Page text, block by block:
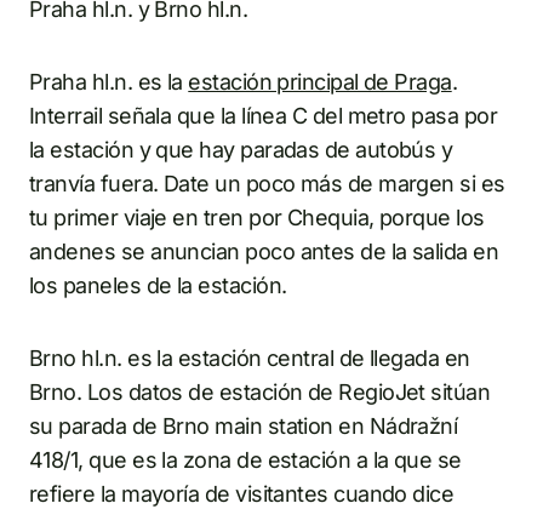
Praha hl.n. y Brno hl.n.
Praha hl.n. es la estación principal de Praga.
Interrail señala que la línea C del metro pasa por
la estación y que hay paradas de autobús y
tranvía fuera. Date un poco más de margen si es
tu primer viaje en tren por Chequia, porque los
andenes se anuncian poco antes de la salida en
los paneles de la estación.
Brno hl.n. es la estación central de llegada en
Brno. Los datos de estación de RegioJet sitúan
su parada de Brno main station en Nádražní
418/1, que es la zona de estación a la que se
refiere la mayoría de visitantes cuando dice